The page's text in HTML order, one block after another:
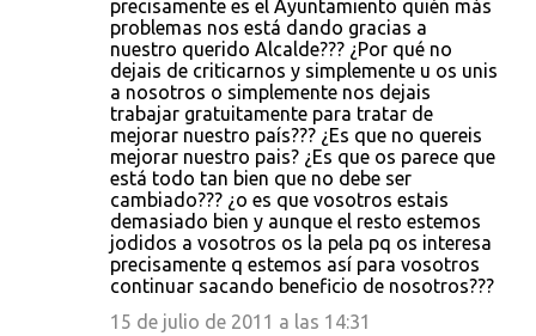
precisamente es el Ayuntamiento quién más
problemas nos está dando gracias a
nuestro querido Alcalde??? ¿Por qué no
dejais de criticarnos y simplemente u os unis
a nosotros o simplemente nos dejais
trabajar gratuitamente para tratar de
mejorar nuestro país??? ¿Es que no quereis
mejorar nuestro pais? ¿Es que os parece que
está todo tan bien que no debe ser
cambiado??? ¿o es que vosotros estais
demasiado bien y aunque el resto estemos
jodidos a vosotros os la pela pq os interesa
precisamente q estemos así para vosotros
continuar sacando beneficio de nosotros???
15 de julio de 2011 a las 14:31